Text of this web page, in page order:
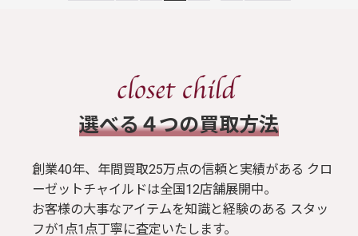
​選べる４つの買取方法
創業40年、年間買取25万点の信頼と実績がある クロ
ーゼットチャイルドは全国12店舗展開中。
お客様の大事なアイテムを知識と経験のある スタッ
フが1点1点丁寧に査定いたします。